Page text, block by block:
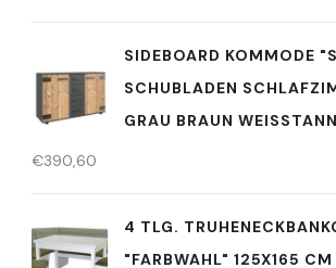
SIDEBOARD KOMMODE
SCHUBLADEN
GRAU BRAUN WEISSTANNE
€390,60
4 TLG.
FARBWAHL" 125X165 CM T